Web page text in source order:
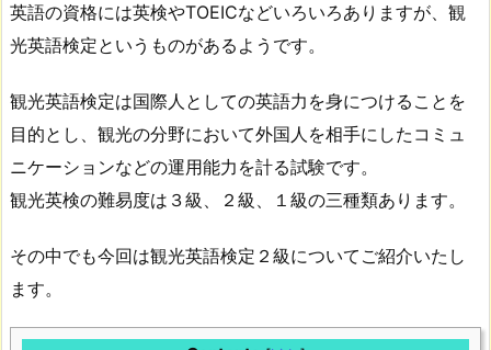
英語の資格には英検やTOEICなどいろいろありますが、観
光英語検定というものがあるようです。
観光英語検定は国際人としての英語力を身につけることを
目的とし、観光の分野において外国人を相手にしたコミュ
ニケーションなどの運用能力を計る試験です。
観光英検の難易度は３級、２級、１級の三種類あります。
その中でも今回は観光英語検定２級についてご紹介いたし
ます。